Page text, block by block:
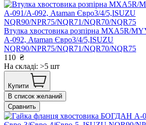
Втулка хвостовика розпірна MXA5R/
А-092, Ataman Євро3/4/5,ISUZU
NQR90/NPR75/NQR71/NQR70/NQR75
110 ₴
На складі: >5 шт
Купити
В список желаний
Сравнить